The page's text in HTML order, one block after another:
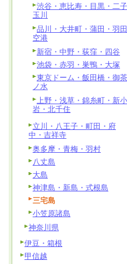
渋谷・恵比寿・目黒・二子
玉川
品川・大井町・蒲田・羽田
空港
新宿・中野・荻窪・四谷
池袋・赤羽・巣鴨・大塚
東京ドーム・飯田橋・御茶
ノ水
上野・浅草・錦糸町・新小
岩・北千住
立川・八王子・町田・府
中・吉祥寺
奥多摩・青梅・羽村
八丈島
大島
神津島・新島・式根島
三宅島
小笠原諸島
神奈川県
伊豆・箱根
甲信越